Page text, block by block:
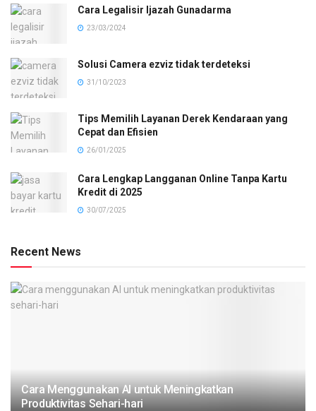
Cara Legalisir Ijazah Gunadarma
23/03/2024
Solusi Camera ezviz tidak terdeteksi
31/10/2023
Tips Memilih Layanan Derek Kendaraan yang
Cepat dan Efisien
26/01/2025
Cara Lengkap Langganan Online Tanpa Kartu
Kredit di 2025
30/07/2025
Recent News
Cara Menggunakan AI untuk Meningkatkan
Produktivitas Sehari-hari